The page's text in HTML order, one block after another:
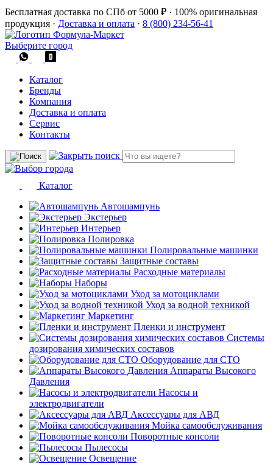
Бесплатная доставка по СПб от 5000 ₽ · 100% оригинальная
продукция · Доставка и оплата · 8 (800) 234-56-41
Выберите город
Каталог
Бренды
Компания
Доставка и оплата
Сервис
Контакты
Каталог
Автошампунь
Экстерьер
Интерьер
Полировка
Полировальные машинки
Защитные составы
Расходные материалы
Наборы
Уход за мотоциклами
Уход за водной техникой
Маркетинг
Пленки и инструмент
Системы
дозирования химических составов
Оборудование для СТО
Аппараты Высокого
Давления
Насосы и
электродвигатели
Аксессуары для АВД
Мойка самообслуживания
Поворотные консоли
Пылесосы
Освещение